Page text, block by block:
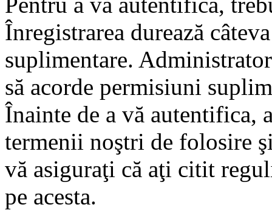
Înregistrarea durează
suplimentare.
să acorde permisiuni
Înainte de a vă autentifica,
termenii noştri de folosire
vă asiguraţi că aţi citit
pe acesta.